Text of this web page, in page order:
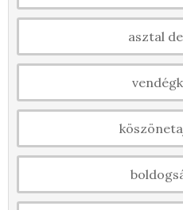
asztal